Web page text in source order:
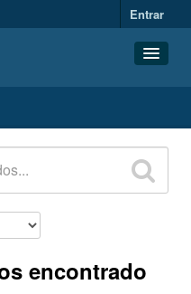
Entrar
encontrado